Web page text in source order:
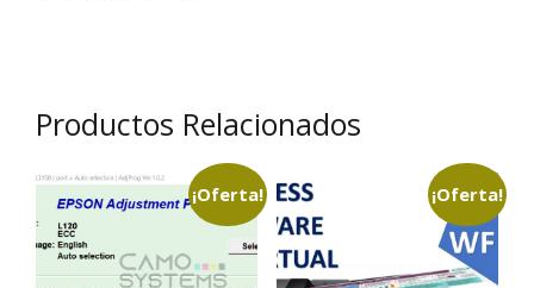
Productos Relacionados
¡Oferta! ¡Oferta!